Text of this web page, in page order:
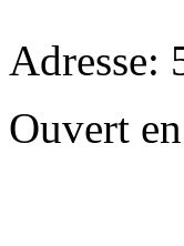
Adresse:
Ouvert